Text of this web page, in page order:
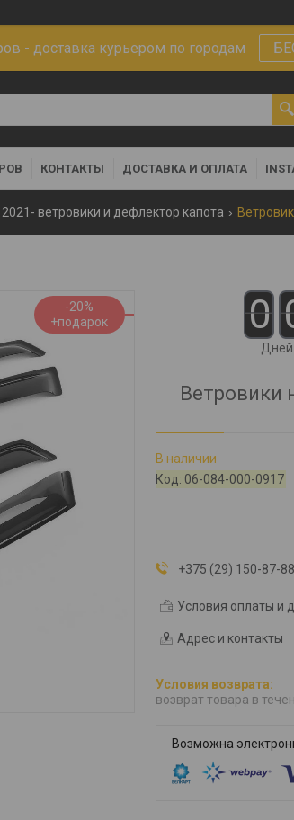
- доставка курьером по городам
КОНТАКТЫ ДОСТАВКА И ОПЛАТА
ветровики и дефлектор капота
-20% 0
Дней
Ветровики
В наличии
Код: 06-084-000-0917
+375 (29) 150-87-
Условия оплаты и
Адрес и контакты
возврат товара в